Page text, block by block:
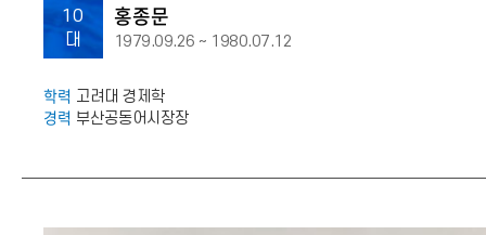
10
대
홍종문
1979.09.26 ~ 1980.07.12
학력 고려대 경제학
경력 부산공동어시장장